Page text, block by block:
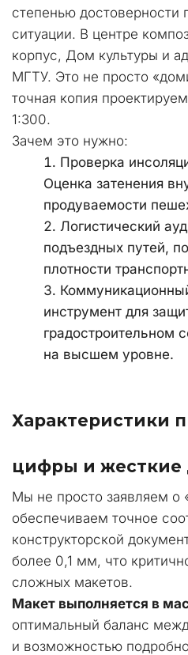
степенью достоверности
ситуации. В центре
корпус, Дом культуры и
МГТУ. Это не просто
точная копия
1:300.
Зачем это нужно:
Проверка
Оценка затенения
продуваемости
Логистический
подъездных путей,
плотности
инструмент для
градостроительном
на высшем уровне.
Характеристики
цифры и жесткие
Мы не просто заявляем о
обеспечиваем точное
конструкторской
более 0,1 мм, что
сложных макетов.
Макет выполняется в
оптимальный баланс
и возможностью